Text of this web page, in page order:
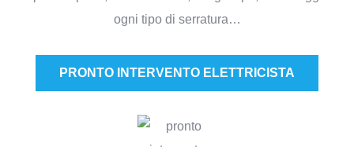
ogni tipo di serratura…
PRONTO INTERVENTO ELETTRICISTA​